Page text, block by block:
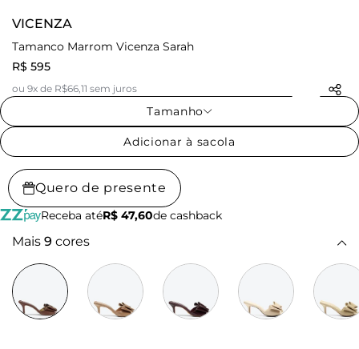
VICENZA
Tamanco Marrom Vicenza Sarah
R$ 595
ou 9x de R$66,11 sem juros
Tamanho
Adicionar à sacola
Quero de presente
Receba atéR$ 47,60de cashback
Mais 9 cores